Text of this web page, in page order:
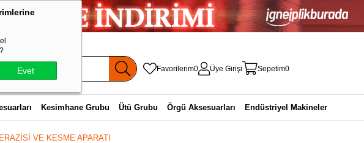
Evet Favorilerim0 Üye Girişi Sepetim0
Kesimhane Grubu Ütü Grubu Örgü Aksesuarları Endüstriyel Makineler
VE KESME APARATI